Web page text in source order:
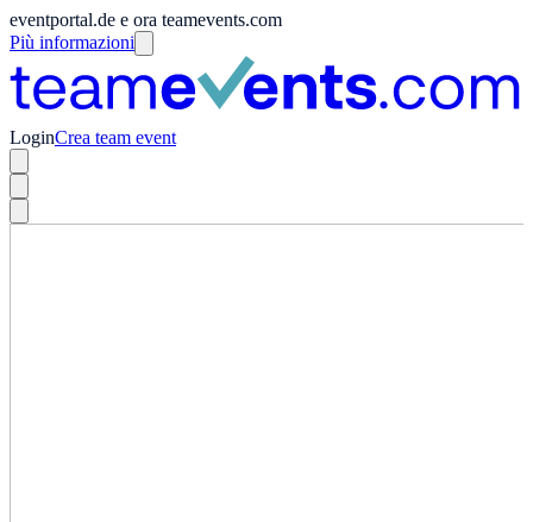
eventportal.de e ora teamevents.com
Più informazioni
LoginCrea team event